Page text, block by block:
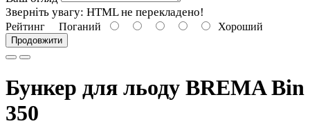
Зверніть увагу: HTML не перекладено!
Рейтинг Поганий Хороший
Продовжити
Бункер для льоду BREMA Bin
350